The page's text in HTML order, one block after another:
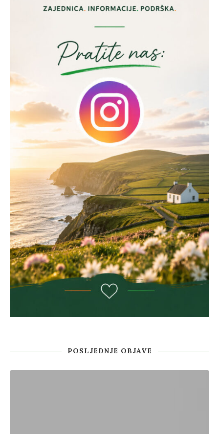
POSLJEDNJE OBJAVE